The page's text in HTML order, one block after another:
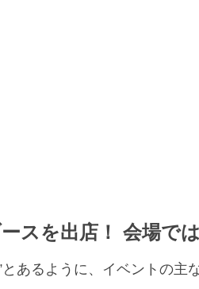
スを出店！ 会場で
とあるように、イベントの